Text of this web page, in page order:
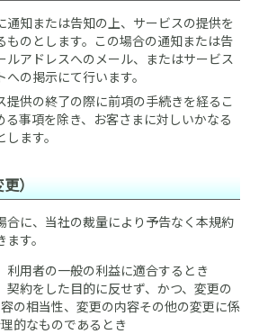
通知または告知の上、サービスの提供を
ものとします。この場合の通知または告
ルアドレスへのメール、またはサービス
の掲示にて行います。
提供の終了の際に前項の手続きを経るこ
る事項を除き、お客さまに対しいかなる
ます。
更）
合に、当社の裁量により予告なく本規約
す。
利用者の一般の利益に適合するとき
契約をした目的に反せず、かつ、変更の
の相当性、変更の内容その他の変更に係
的なものであるとき